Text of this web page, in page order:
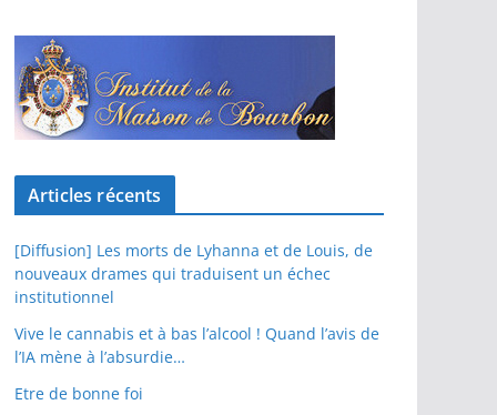
Articles récents
[Diffusion] Les morts de Lyhanna et de Louis, de
nouveaux drames qui traduisent un échec
institutionnel
Vive le cannabis et à bas l’alcool ! Quand l’avis de
l’IA mène à l’absurdie…
Etre de bonne foi